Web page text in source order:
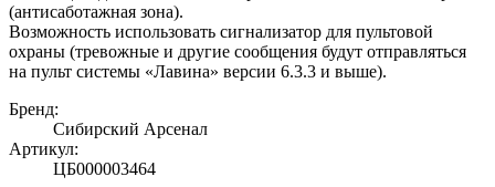
(антисаботажная зона).
Возможность использовать сигнализатор для пультовой
охраны (тревожные и другие сообщения будут отправляться
на пульт системы «Лавина» версии 6.3.3 и выше).
Бренд:
Сибирский Арсенал
Артикул:
ЦБ000003464